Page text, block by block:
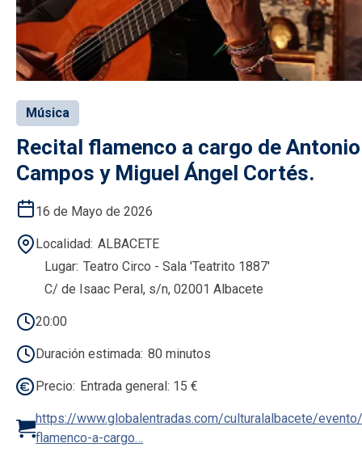
Música
Recital flamenco a cargo de Antonio
Campos y Miguel Ángel Cortés.
16 de Mayo de 2026
Localidad ALBACETE
Lugar Teatro Circo - Sala 'Teatrito 1887'
C/ de Isaac Peral, s/n, 02001 Albacete
20:00
Duración estimada 80 minutos
Precio Entrada general: 15 €
https://www.globalentradas.com/culturalalbacete/
flamenco-a-cargo…